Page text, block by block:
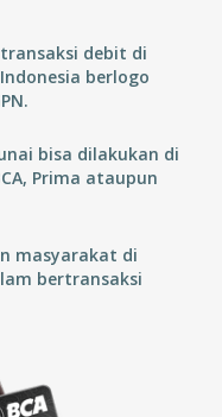
debit di
berlogo
bisa dilakukan di
Prima ataupun
masyarakat di
bertransaksi